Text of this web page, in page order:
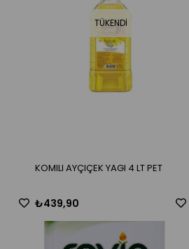
TÜKENDI
KOMILI AYÇIÇEK YAGI 4 LT PET
₺439,90